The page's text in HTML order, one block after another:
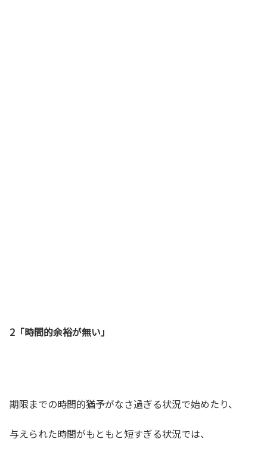
2「時間的余裕が無い」
期限までの時間的猶予がなさ過ぎる状況で始めたり、
与えられた時間がもともと短すぎる状況では、